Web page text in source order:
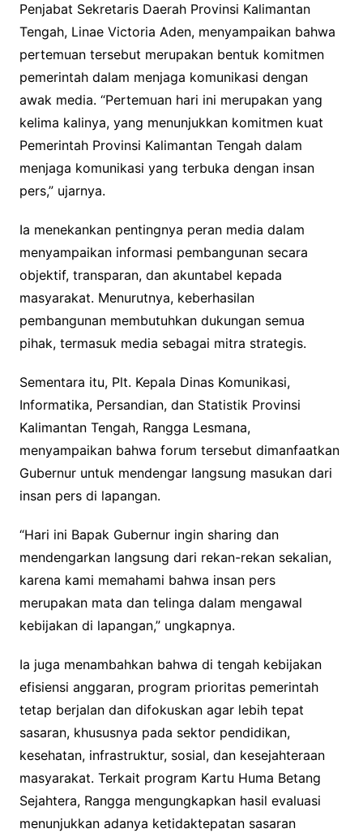
Penjabat Sekretaris Daerah Provinsi Kalimantan
Tengah, Linae Victoria Aden, menyampaikan bahwa
pertemuan tersebut merupakan bentuk komitmen
pemerintah dalam menjaga komunikasi dengan
awak media. “Pertemuan hari ini merupakan yang
kelima kalinya, yang menunjukkan komitmen kuat
Pemerintah Provinsi Kalimantan Tengah dalam
menjaga komunikasi yang terbuka dengan insan
pers,” ujarnya.
Ia menekankan pentingnya peran media dalam
menyampaikan informasi pembangunan secara
objektif, transparan, dan akuntabel kepada
masyarakat. Menurutnya, keberhasilan
pembangunan membutuhkan dukungan semua
pihak, termasuk media sebagai mitra strategis.
Sementara itu, Plt. Kepala Dinas Komunikasi,
Informatika, Persandian, dan Statistik Provinsi
Kalimantan Tengah, Rangga Lesmana,
menyampaikan bahwa forum tersebut dimanfaatkan
Gubernur untuk mendengar langsung masukan dari
insan pers di lapangan.
“Hari ini Bapak Gubernur ingin sharing dan
mendengarkan langsung dari rekan-rekan sekalian,
karena kami memahami bahwa insan pers
merupakan mata dan telinga dalam mengawal
kebijakan di lapangan,” ungkapnya.
Ia juga menambahkan bahwa di tengah kebijakan
efisiensi anggaran, program prioritas pemerintah
tetap berjalan dan difokuskan agar lebih tepat
sasaran, khususnya pada sektor pendidikan,
kesehatan, infrastruktur, sosial, dan kesejahteraan
masyarakat. Terkait program Kartu Huma Betang
Sejahtera, Rangga mengungkapkan hasil evaluasi
menunjukkan adanya ketidaktepatan sasaran